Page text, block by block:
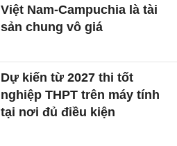
Việt Nam-Campuchia là tài
sản chung vô giá ​
Dự kiến từ 2027 thi tốt
nghiệp THPT trên máy tính
tại nơi đủ điều kiện